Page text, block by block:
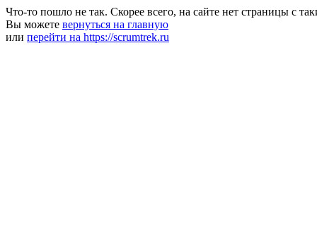
Что-то пошло не так. Скорее всего, на сайте нет страницы с
Вы можете вернуться на главную
или перейти на https://scrumtrek.ru